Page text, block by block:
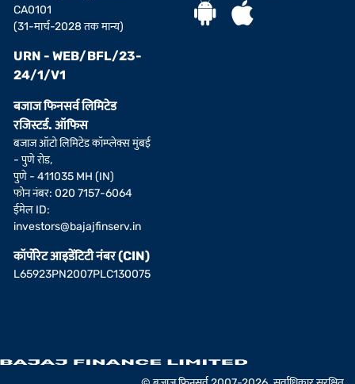
CA0101
(31-मार्च-2028 तक मान्य)
URN - WEB/BFL/23-
24/1/V1
बजाज फिनसर्व लिमिटेड
रजिस्टर्ड. ऑफिस
बजाज ऑटो लिमिटेड कॉम्प्लेक्स मुंबई
- पुणे रोड,
पुणे - 411035 MH (IN)
फोन नंबर: 020 7157-6064
ईमेल ID:
investors@bajajfinserv.in
कॉर्पोरेट आइडेंटिटी नंबर (CIN)
L65923PN2007PLC130075